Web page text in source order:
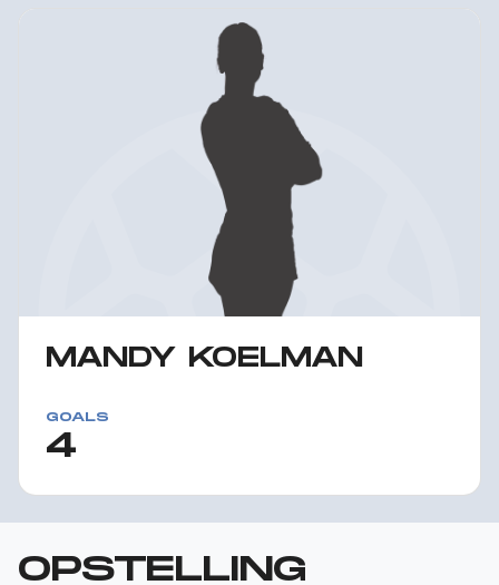
MANDY KOELMAN
GOALS
4
OPSTELLING